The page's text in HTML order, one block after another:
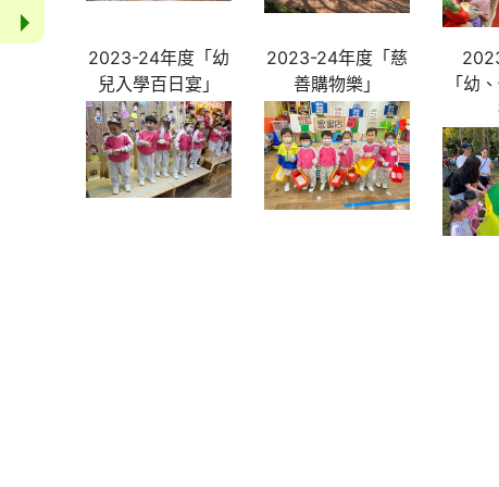
2023-24年度「幼
兒入學百日宴」
2023-24年度「慈
善購物樂」
「幼